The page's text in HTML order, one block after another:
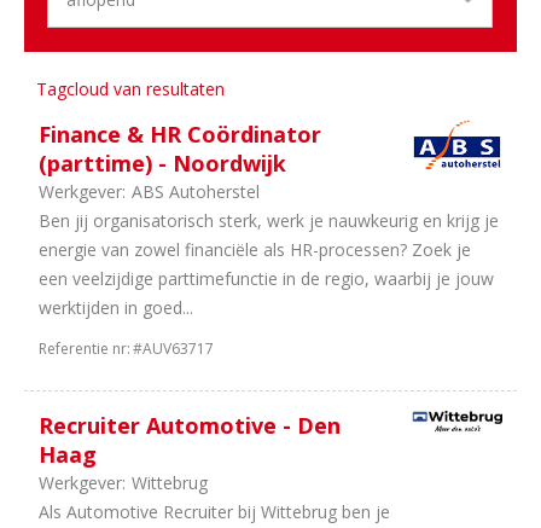
&
Tweewielers
Aantal
uren
overleg
32
Tagcloud van resultaten
Finance & HR Coördinator
(parttime) - Noordwijk
Werkgever: ABS Autoherstel
Ben jij organisatorisch sterk, werk je nauwkeurig en krijg je
energie van zowel financiële als HR-processen? Zoek je
een veelzijdige parttimefunctie in de regio, waarbij je jouw
werktijden in goed...
Referentie nr:#AUV63717
Recruiter Automotive - Den
Haag
Werkgever: Wittebrug
Als Automotive Recruiter bij Wittebrug ben je